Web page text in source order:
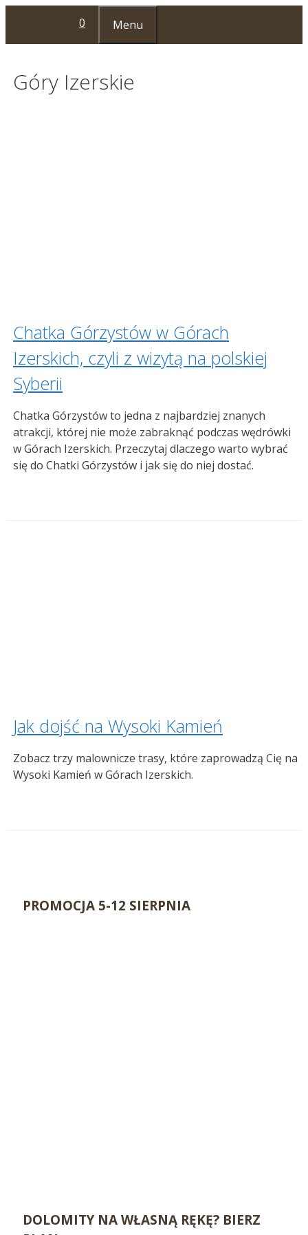
treści
0 Menu
Góry Izerskie
Chatka Górzystów w Górach
Izerskich, czyli z wizytą na polskiej
Syberii
Chatka Górzystów to jedna z najbardziej znanych
atrakcji, której nie może zabraknąć podczas wędrówki
w Górach Izerskich. Przeczytaj dlaczego warto wybrać
się do Chatki Górzystów i jak się do niej dostać.
Jak dojść na Wysoki Kamień
Zobacz trzy malownicze trasy, które zaprowadzą Cię na
Wysoki Kamień w Górach Izerskich.
PROMOCJA 5-12 SIERPNIA
DOLOMITY NA WŁASNĄ RĘKĘ? BIERZ